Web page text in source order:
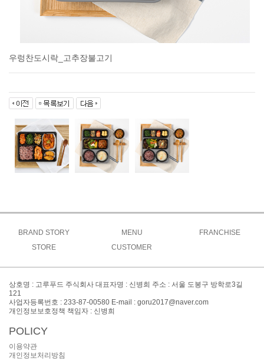
우렁찬도시락_고추장불고기
BRAND STORY
브랜드소개
MENU
고루메뉴
사이드
FRANCHISE
창업문의
STORE
CUSTOMER
상호명 : 고루푸드 주식회사 대표자명 : 신병희 주소 : 서울 도봉구 방학로3길
121
사업자등록번호 : 233-87-00580 E-mail : goru2017@naver.com
개인정보보호정책 책임자 : 신병희
POLICY
이용약관
개인정보처리방침